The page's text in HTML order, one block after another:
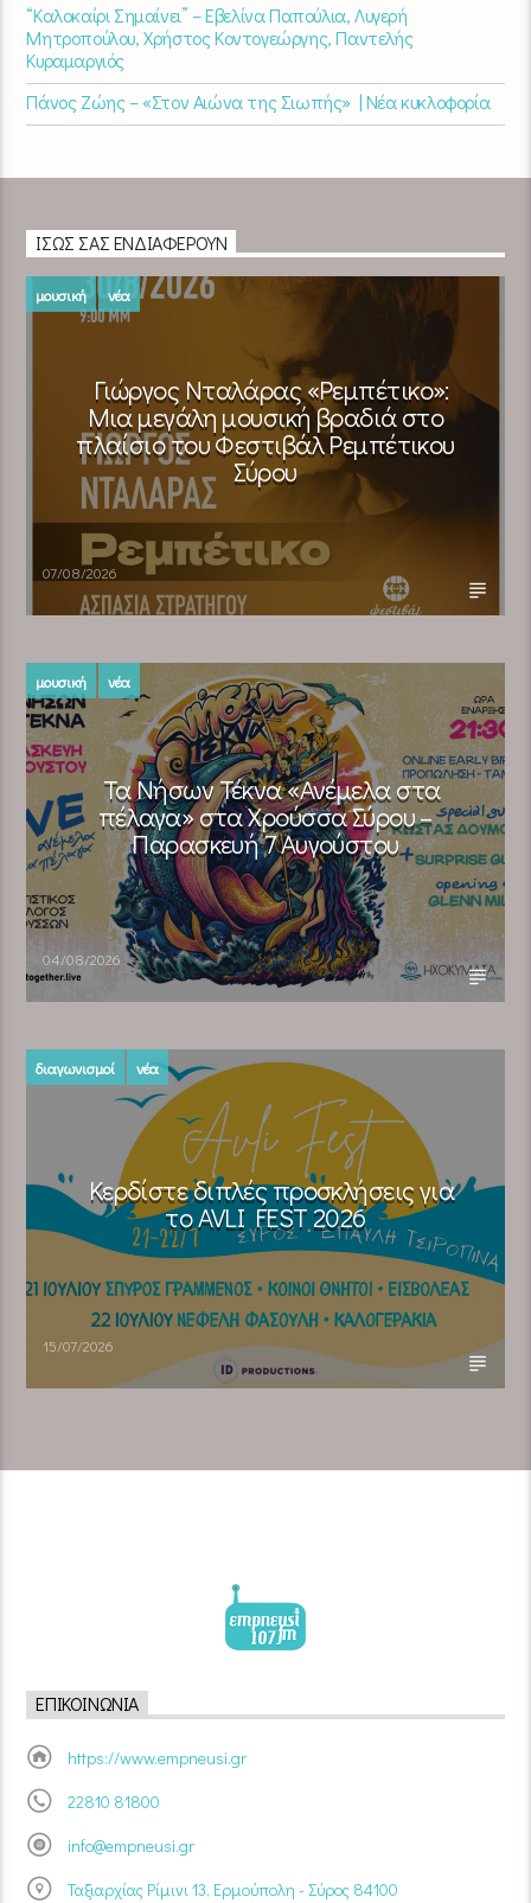
“Καλοκαίρι Σημαίνει” – Εβελίνα Παπούλια, Λυγερή
Μητροπούλου, Χρήστος Κοντογεώργης, Παντελής
Κυραμαργιός
Πάνος Ζώης – «Στον Αιώνα της Σιωπής» | Νέα κυκλοφορία
ΊΣΩΣ ΣΑΣ ΕΝΔΙΑΦΈΡΟΥΝ
μουσική νέα
Γιώργος Νταλάρας «Ρεμπέτικο»:
Μια μεγάλη μουσική βραδιά στο
πλαίσιο του Φεστιβάλ Ρεμπέτικου
Σύρου
07/08/2026
μουσική νέα
Τα Νήσων Τέκνα «Ανέμελα στα
πέλαγα» στα Χρούσσα Σύρου –
Παρασκευή 7 Αυγούστου
04/08/2026
διαγωνισμοί νέα
Κερδίστε διπλές προσκλήσεις για
το AVLI FEST 2026
15/07/2026
ΕΠΙΚΟΙΝΩΝΊΑ
https://www.empneusi.gr
22810 81800
info@empneusi.gr
Ταξιαρχίας Ρίμινι 13, Ερμούπολη - Σύρος 84100